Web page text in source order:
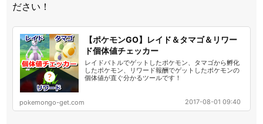
ださい！
【ポケモンGO】レイド＆タマゴ＆リワー
ド個体値チェッカー
レイドバトルでゲットしたポケモン、タマゴから孵化
したポケモン、リワード報酬でゲットしたポケモンの
個体値が直ぐ分かるツールです！
pokemongo-get.com 2017-08-01 09:40